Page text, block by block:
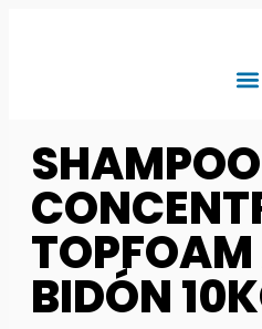
SHAMPOO
BIDÓN